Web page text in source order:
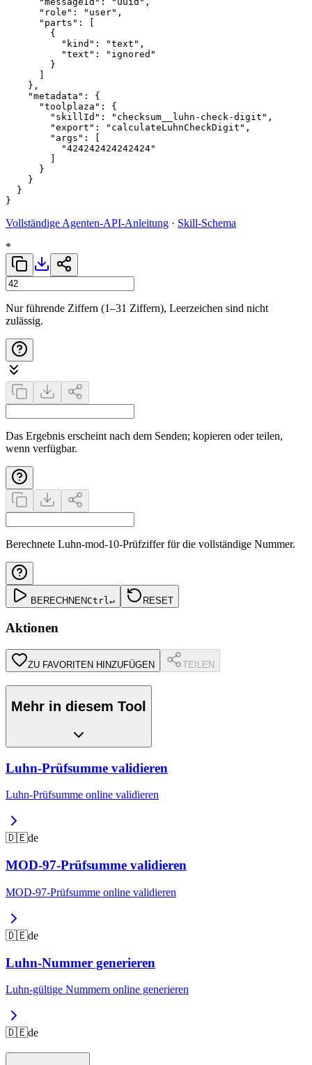
      "role": "user",
      "parts": [
        {
          "kind": "text",
          "text": "ignored"
        }
      ]
    },
    "metadata": {
      "toolplaza": {
        "skillId": "checksum__luhn-check-digit",
        "export": "calculateLuhnCheckDigit",
        "args": [
          "424242424242424"
        ]
      }
    }
  }
Vollständige Agenten-API-Anleitung · Skill-Schema
*
Nur führende Ziffern (1–31 Ziffern), Leerzeichen sind nicht
zulässig.
Das Ergebnis erscheint nach dem Senden; kopieren oder teilen,
wenn verfügbar.
Berechnete Luhn-mod-10-Prüfziffer für die vollständige Nummer.
BERECHNENCtrl ↵ RESET
Aktionen
ZU FAVORITEN HINZUFÜGEN TEILEN
Mehr in diesem Tool
Luhn-Prüfsumme validieren
Luhn-Prüfsumme online validieren
🇩🇪de
MOD-97-Prüfsumme validieren
MOD-97-Prüfsumme online validieren
🇩🇪de
Luhn-Nummer generieren
Luhn-gültige Nummern online generieren
🇩🇪de